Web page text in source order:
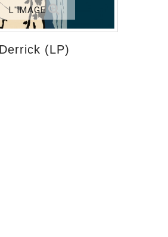
L'IMAGE
(LP)